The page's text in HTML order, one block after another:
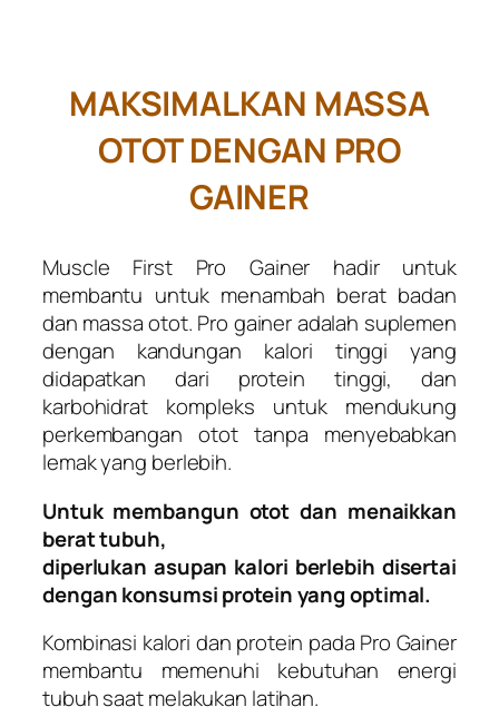
MAKSIMALKAN MASSA
OTOT DENGAN PRO
GAINER
Muscle First Pro Gainer hadir untuk
membantu untuk menambah berat badan
dan massa otot. Pro gainer adalah suplemen
dengan kandungan kalori tinggi yang
didapatkan dari protein tinggi, dan
karbohidrat kompleks untuk mendukung
perkembangan otot tanpa menyebabkan
lemak yang berlebih.
Untuk membangun otot dan menaikkan
berat tubuh,
diperlukan asupan kalori berlebih disertai
dengan konsumsi protein yang optimal.
Kombinasi kalori dan protein pada Pro Gainer
membantu memenuhi kebutuhan energi
tubuh saat melakukan latihan.